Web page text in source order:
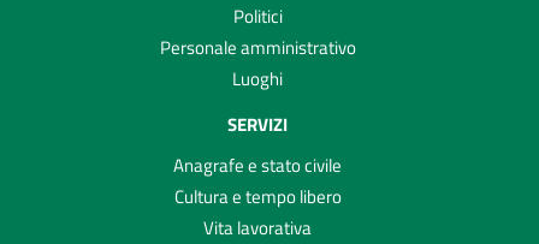
Politici
Personale amministrativo
Luoghi
SERVIZI
Anagrafe e stato civile
Cultura e tempo libero
Vita lavorativa